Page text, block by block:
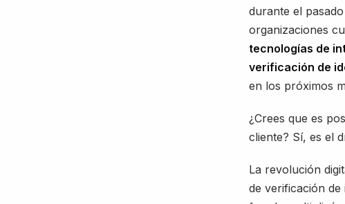
durante el
organizaciones
tecnologías de
verificación de
en los próximos
¿Crees que es
cliente? Sí, es el
La revolución
de verificación